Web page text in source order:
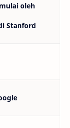
oleh
Stanford